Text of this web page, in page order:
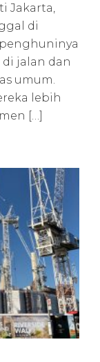
Jakarta,
di
jalan dan
umum.
lebih
[…]